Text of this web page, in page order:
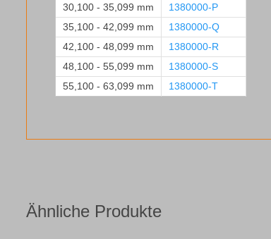
30,100 - 35,099 mm
1380000-P
35,100 - 42,099 mm
1380000-Q
42,100 - 48,099 mm
1380000-R
48,100 - 55,099 mm
1380000-S
55,100 - 63,099 mm
1380000-T
Ähnliche Produkte